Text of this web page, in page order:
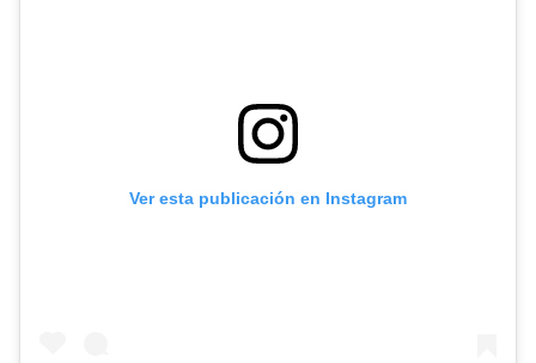
Ver esta publicación en Instagram